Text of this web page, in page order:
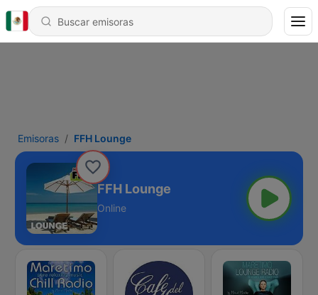
Emisoras FFH Lounge
FFH Lounge
Online